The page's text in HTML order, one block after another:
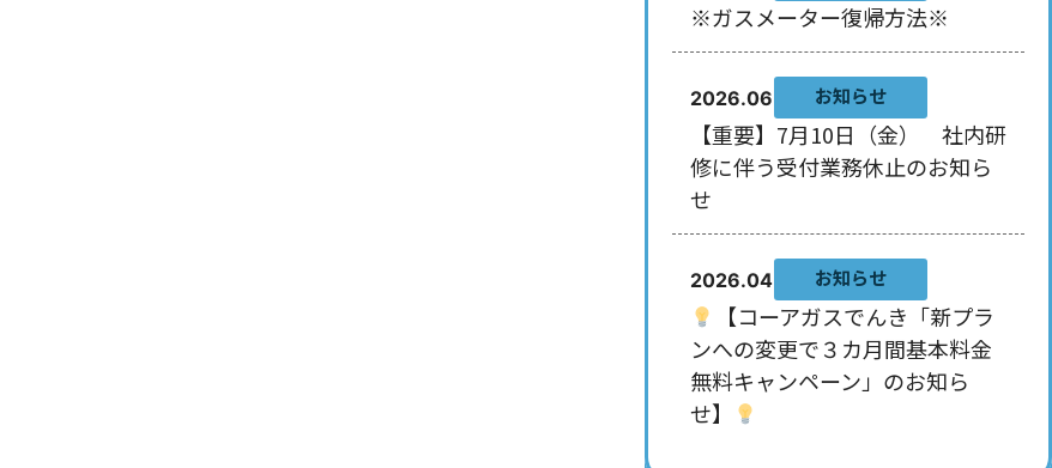
※ガスメーター復帰方法※
2026.06.10 お知らせ
【重要】7月10日（金） 社内研
修に伴う受付業務休止のお知ら
せ
2026.04.30 お知らせ
【コーアガスでんき「新プラ
ンへの変更で３カ月間基本料金
無料キャンペーン」のお知ら
せ】